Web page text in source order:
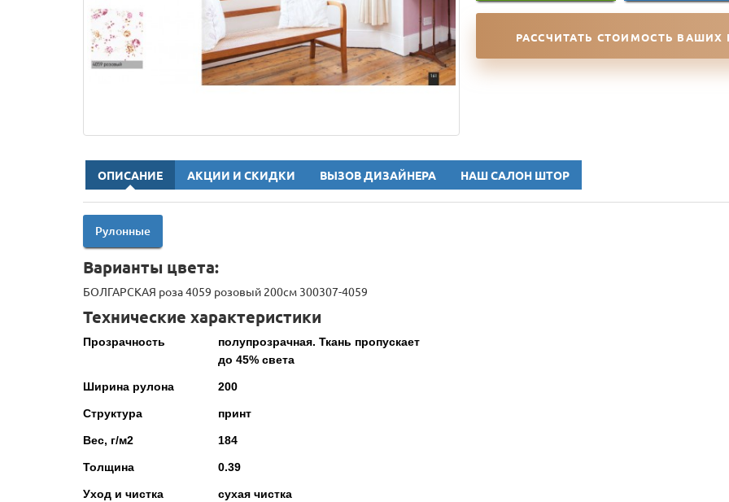
РАССЧИТАТЬ СТОИМОСТЬ ВАШИХ
ОПИСАНИЕ АКЦИИ И СКИДКИ ВЫЗОВ ДИЗАЙНЕРА НАШ САЛОН ШТОР
Рулонные
Варианты цвета:
БОЛГАРСКАЯ роза 4059 розовый 200см 300307-4059
Технические характеристики
Прозрачность
полупрозрачная. Ткань пропускает
до 45% света
Ширина рулона 200
Структура принт
Вес, г/м2 184
Толщина 0.39
Уход и чистка сухая чистка